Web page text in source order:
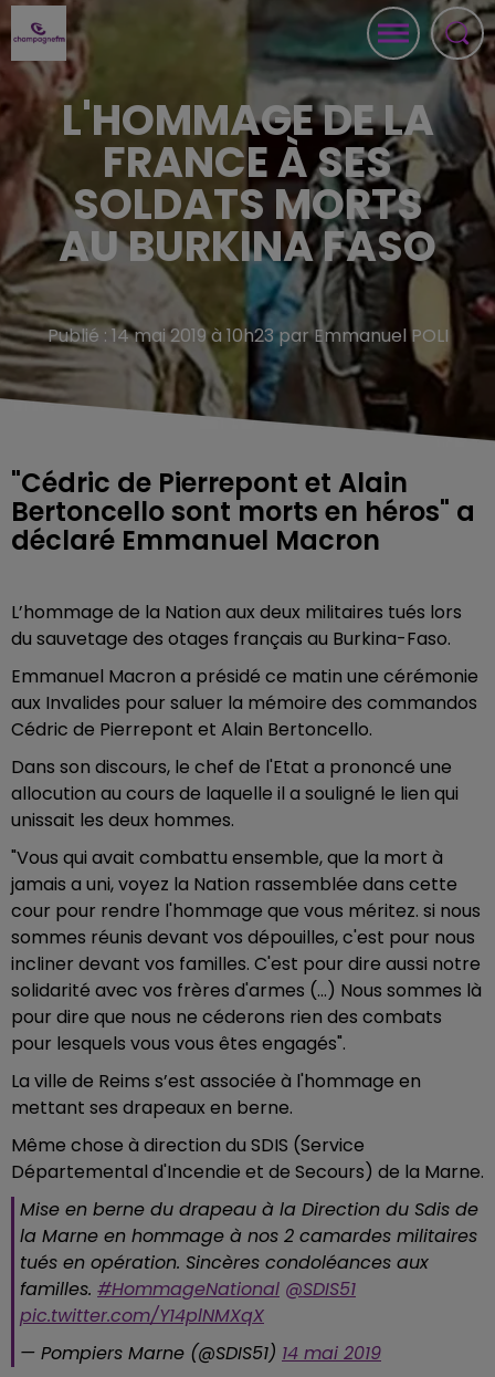
L'HOMMAGE DE LA
FRANCE À SES
SOLDATS MORTS
AU BURKINA FASO
Publié : 14 mai 2019 à 10h23 par Emmanuel POLI
"Cédric de Pierrepont et Alain
Bertoncello sont morts en héros" a
déclaré Emmanuel Macron
L’hommage de la Nation aux deux militaires tués lors
du sauvetage des otages français au Burkina-Faso.
Emmanuel Macron a présidé ce matin une cérémonie
aux Invalides pour saluer la mémoire des commandos
Cédric de Pierrepont et Alain Bertoncello.
Dans son discours, le chef de l'Etat a prononcé une
allocution au cours de laquelle il a souligné le lien qui
unissait les deux hommes.
"Vous qui avait combattu ensemble, que la mort à
jamais a uni, voyez la Nation rassemblée dans cette
cour pour rendre l'hommage que vous méritez. si nous
sommes réunis devant vos dépouilles, c'est pour nous
incliner devant vos familles. C'est pour dire aussi notre
solidarité avec vos frères d'armes (...) Nous sommes là
pour dire que nous ne céderons rien des combats
pour lesquels vous vous êtes engagés".
La ville de Reims s’est associée à l'hommage en
mettant ses drapeaux en berne.
Même chose à direction du SDIS (Service
Départemental d'Incendie et de Secours) de la Marne.
Mise en berne du drapeau à la Direction du Sdis de
la Marne en hommage à nos 2 camardes militaires
tués en opération. Sincères condoléances aux
familles. #HommageNational @SDIS51
pic.twitter.com/Y14plNMXqX
— Pompiers Marne (@SDIS51) 14 mai 2019